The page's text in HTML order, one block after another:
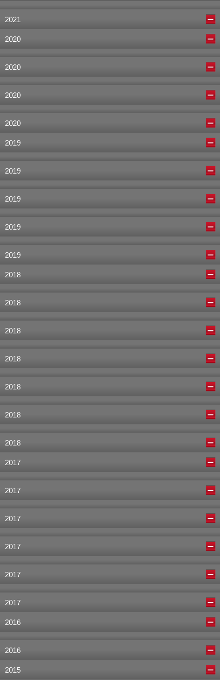
2021
2020
2020
2020
2020
2019
2019
2019
2019
2019
2018
2018
2018
2018
2018
2018
2018
2017
2017
2017
2017
2017
2017
2016
2016
2015